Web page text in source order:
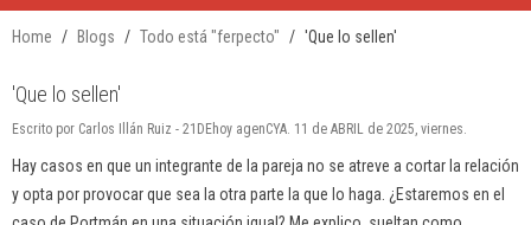
Home Blogs Todo está "ferpecto" 'Que lo sellen'
'Que lo sellen'
Escrito por Carlos Illán Ruiz - 21DEhoy agenCYA. 11 de ABRIL de 2025, viernes.
Hay casos en que un integrante de la pareja no se atreve a cortar la relación
y opta por provocar que sea la otra parte la que lo haga. ¿Estaremos en el